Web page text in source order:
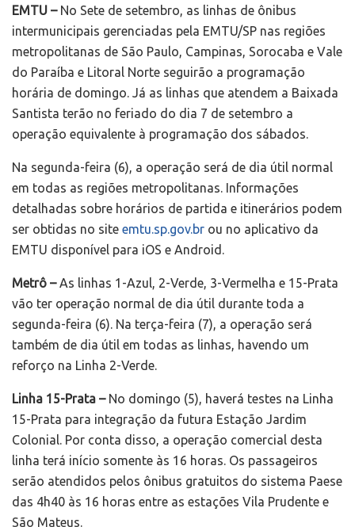
EMTU – No Sete de setembro, as linhas de ônibus
intermunicipais gerenciadas pela EMTU/SP nas regiões
metropolitanas de São Paulo, Campinas, Sorocaba e Vale
do Paraíba e Litoral Norte seguirão a programação
horária de domingo. Já as linhas que atendem a Baixada
Santista terão no feriado do dia 7 de setembro a
operação equivalente à programação dos sábados.
Na segunda-feira (6), a operação será de dia útil normal
em todas as regiões metropolitanas. Informações
detalhadas sobre horários de partida e itinerários podem
ser obtidas no site emtu.sp.gov.br ou no aplicativo da
EMTU disponível para iOS e Android.
Metrô –As linhas 1-Azul, 2-Verde, 3-Vermelha e 15-Prata
vão ter operação normal de dia útil durante toda a
segunda-feira (6). Na terça-feira (7), a operação será
também de dia útil em todas as linhas, havendo um
reforço na Linha 2-Verde.
Linha 15-Prata – No domingo (5), haverá testes na Linha
15-Prata para integração da futura Estação Jardim
Colonial. Por conta disso, a operação comercial desta
linha terá início somente às 16 horas. Os passageiros
serão atendidos pelos ônibus gratuitos do sistema Paese
das 4h40 às 16 horas entre as estações Vila Prudente e
São Mateus.